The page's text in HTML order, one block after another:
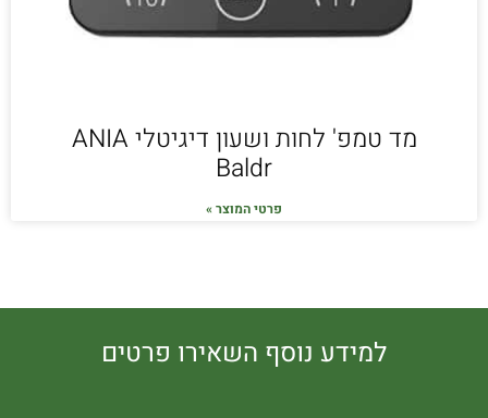
מד טמפ' לחות ושעון דיגיטלי ANIA
Baldr
פרטי המוצר »
למידע נוסף השאירו פרטים